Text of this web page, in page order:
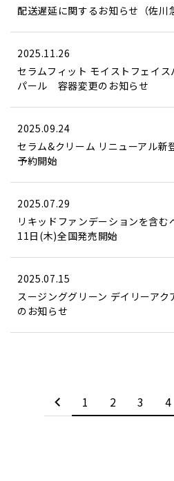
配送遅延に関するお知らせ（佐川
2025.11.26
セラムフィット モイストフェイ
パール 容器変更のお知らせ
2025.09.24
セラム&クリーム リニューアル新
予約開始
2025.07.29
リキッドファンデーションを含む
11日(木)全国発売開始
2025.07.15
スージンググリーン デイリーア
のお知らせ
1 2 3 4